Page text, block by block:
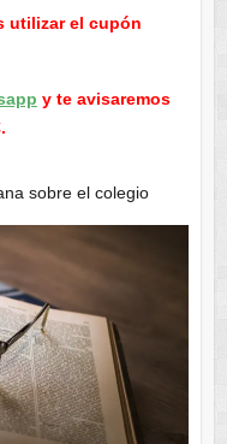
utilizar el cupón
y te avisaremos
sobre el colegio